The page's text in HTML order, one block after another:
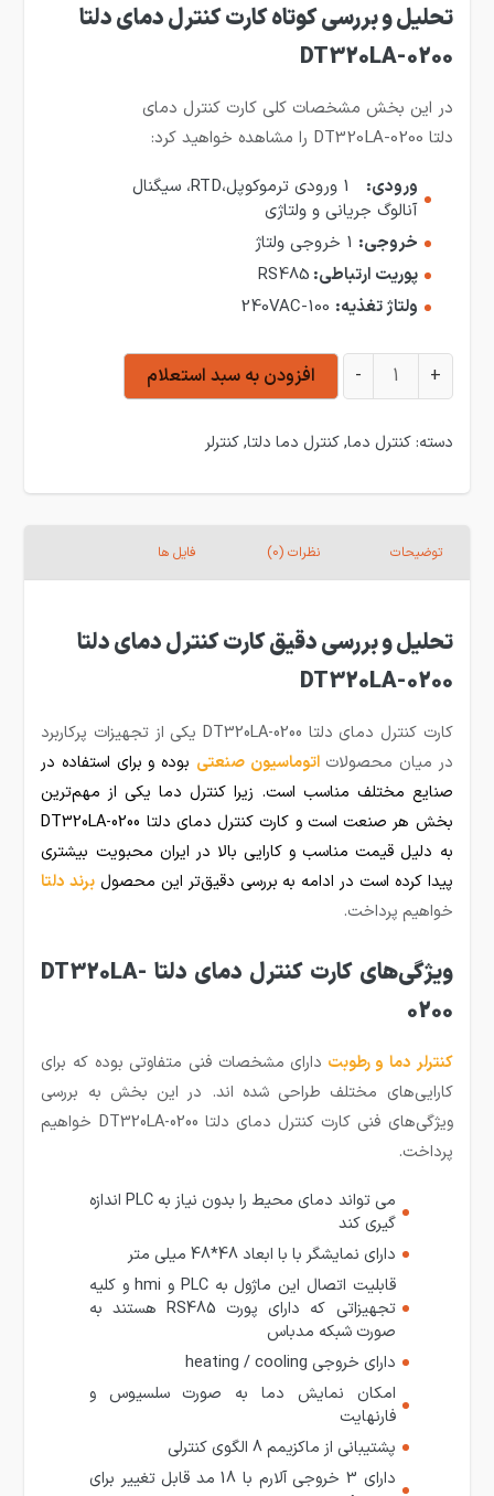
تحلیل و بررسی کوتاه کارت کنترل دمای دلتا
DT320LA-0200
در این بخش مشخصات کلی کارت کنترل دمای
دلتا DT320LA-0200 را مشاهده خواهید کرد:
ورودی:
1 ورودی ترموکوپل،RTD، سیگنال
آنالوگ جریانی و ولتاژی
خروجی:
پوریت ارتباطی: RS485
ولتاژ تغذیه:
کارت کنترل دمای دلتا DT320LA-0200 عدد
+
- افزودن به سبد استعلام
دسته:کنترل دما,کنترل دما دلتا,کنترلر
توضیحات نظرات (0) فایل ها
تحلیل و بررسی دقیق کارت کنترل دمای دلتا
DT320LA-0200
کارت کنترل دمای دلتا DT320LA-0200 یکی از تجهیزات پرکاربرد
در میان محصولاتاتوماسیون صنعتی بوده و برای استفاده در
صنایع مختلف مناسب است. زیرا کنترل دما یکی از مهم‌ترین
بخش هر صنعت است و کارت کنترل دمای دلتا DT320LA-0200
به دلیل قیمت مناسب و کارایی بالا در ایران محبویت بیشتری
پیدا کرده است در ادامه به بررسی دقیق‌تر این محصول برند دلتا
خواهیم پرداخت.
ویژگی‌های کارت کنترل دمای دلتا DT320LA-
0200
کنترلر دما و رطوبت دارای مشخصات فنی متفاوتی بوده که برای
کارایی‌های مختلف طراحی شده اند. در این بخش به بررسی
ویژگی‌های فنی کارت کنترل دمای دلتا DT320LA-0200 خواهیم
پرداخت.
می تواند دمای محیط را بدون نیاز به PLC اندازه
گیری کند
دارای نمایشگر با با ابعاد 48*48 میلی متر
قابلیت اتصال این ماژول به PLC و hmi و کلیه
تجهیزاتی که دارای پورت RS485 هستند به
صورت شبکه مدباس
دارای خروجی heating / cooling
امکان نمایش دما به صورت سلسیوس و
فارنهایت
پشتیبانی از ماکزیمم 8 الگوی کنترلی
دارای 3 خروجی آلارم با 18 مد قابل تغییر برای